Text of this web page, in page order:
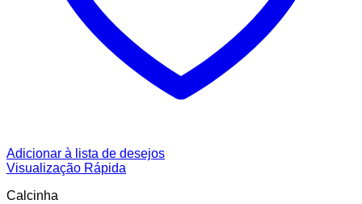
Adicionar à lista de desejos
Visualização Rápida
Calcinha